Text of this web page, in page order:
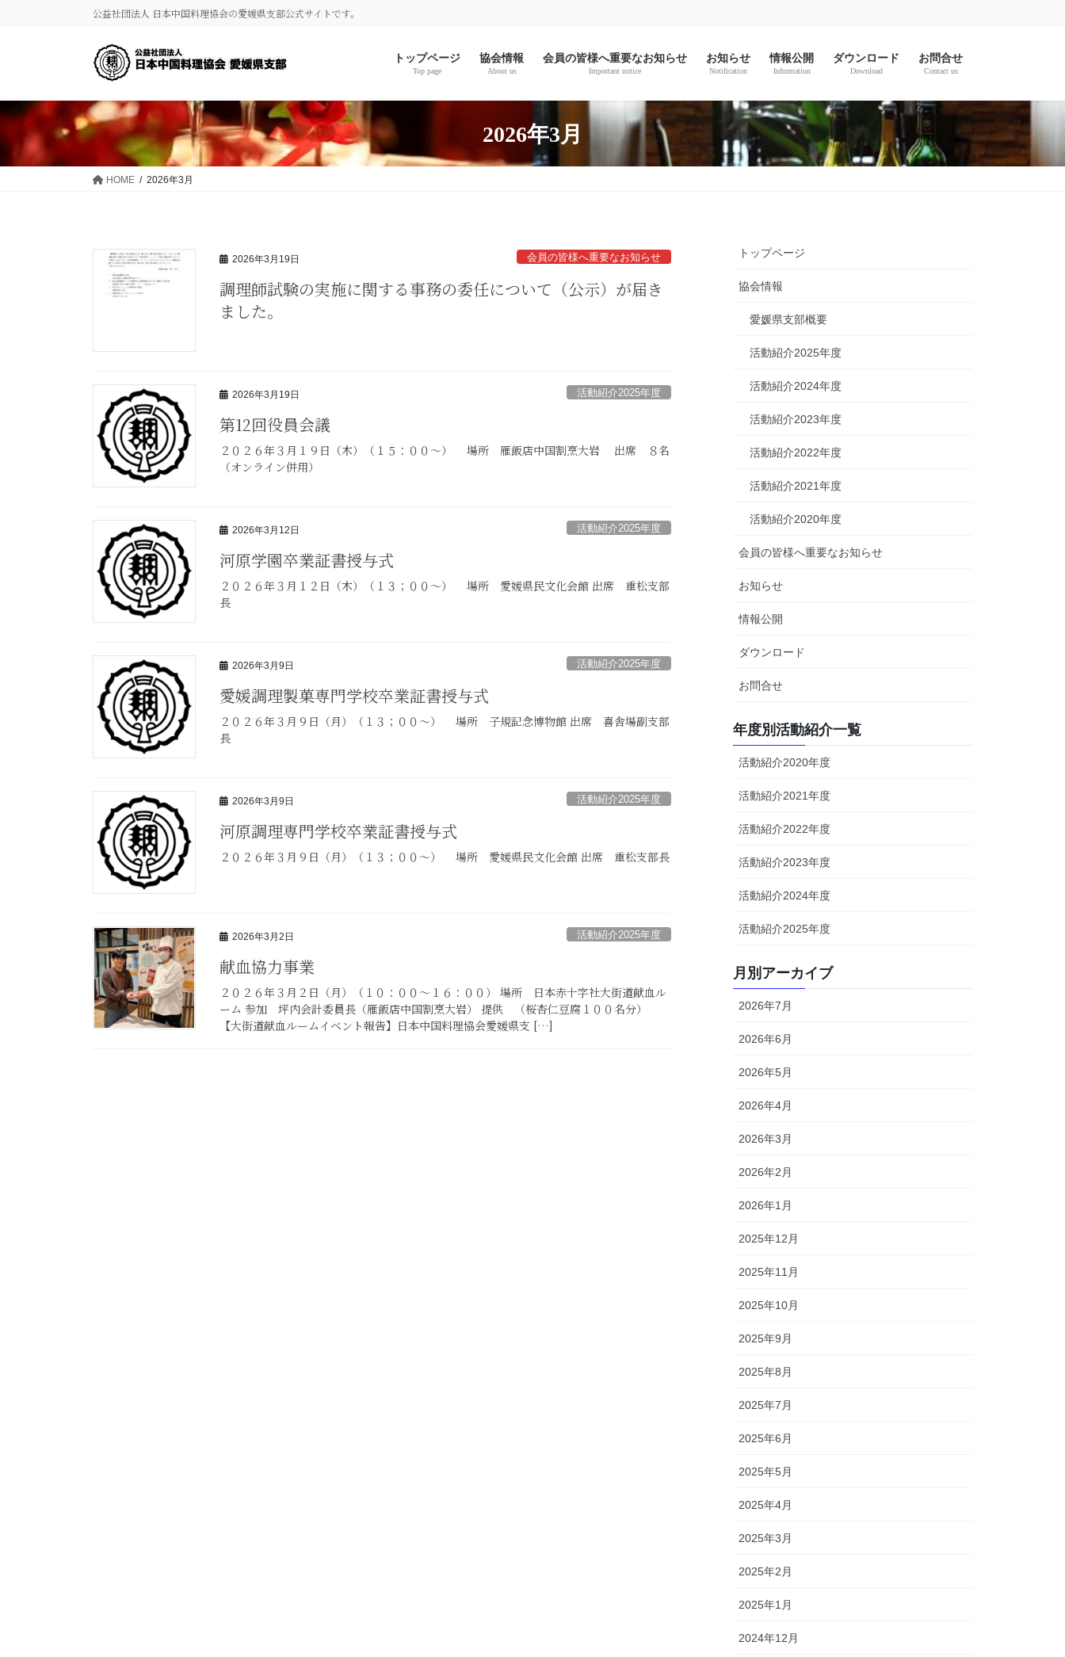
に
移
動
ョ
ン
に
公益社団法人 日本中国料理協会の愛媛県支部公式サイトです。
トップページ
Top page
協会情報
About us
会員の皆様へ重要なお知らせ
Important notice
お知らせ
Notification
情報公開
Information
ダウンロード
Download
お問合せ
Contact us
2026年3月
HOME 2026年3月
2026年3月19日 会員の皆様へ重要なお知らせ
調理師試験の実施に関する事務の委任について（公示）が届き
ました。
2026年3月19日 活動紹介2025年度
第12回役員会議
２０２６年３月１９日（木）（１５：００～） 場所 雁飯店中国割烹大岩 出席 ８名
（オンライン併用）
2026年3月12日 活動紹介2025年度
河原学園卒業証書授与式
２０２６年３月１２日（木）（１３；００～） 場所 愛媛県民文化会館 出席 重松支部
長
2026年3月9日 活動紹介2025年度
愛媛調理製菓専門学校卒業証書授与式
２０２６年３月９日（月）（１３；００～） 場所 子規記念博物館 出席 喜舎場副支部
長
2026年3月9日 活動紹介2025年度
河原調理専門学校卒業証書授与式
２０２６年３月９日（月）（１３；００～） 場所 愛媛県民文化会館 出席 重松支部長
2026年3月2日 活動紹介2025年度
献血協力事業
２０２６年３月２日（月）（１０：００～１６：００） 場所 日本赤十字社大街道献血ル
ーム 参加 坪内会計委員長（雁飯店中国割烹大岩） 提供 （桜杏仁豆腐１００名分）
【大街道献血ルームイベント報告】日本中国料理協会愛媛県支 […]
トップページ
協会情報
愛媛県支部概要
活動紹介2025年度
活動紹介2024年度
活動紹介2023年度
活動紹介2022年度
活動紹介2021年度
活動紹介2020年度
会員の皆様へ重要なお知らせ
お知らせ
情報公開
ダウンロード
お問合せ
年度別活動紹介一覧
活動紹介2020年度
活動紹介2021年度
活動紹介2022年度
活動紹介2023年度
活動紹介2024年度
活動紹介2025年度
月別アーカイブ
2026年7月
2026年6月
2026年5月
2026年4月
2026年3月
2026年2月
2026年1月
2025年12月
2025年11月
2025年10月
2025年9月
2025年8月
2025年7月
2025年6月
2025年5月
2025年4月
2025年3月
2025年2月
2025年1月
2024年12月